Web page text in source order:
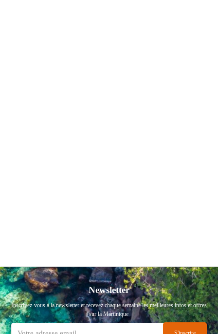
Newsletter
Inscrivez-vous à la newsletter et recevez chaque semaine les meilleures infos et offres
sur la Martinique